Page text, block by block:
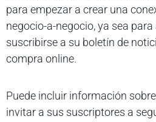
para empezar a crear una
negocio-a-negocio, ya sea
suscribirse a su boletín de
compra online.
Puede incluir información
invitar a sus suscriptores a